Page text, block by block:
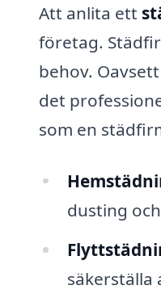
Att anlita ett
företag.
behov.
det
som en
dusting
säkerställa